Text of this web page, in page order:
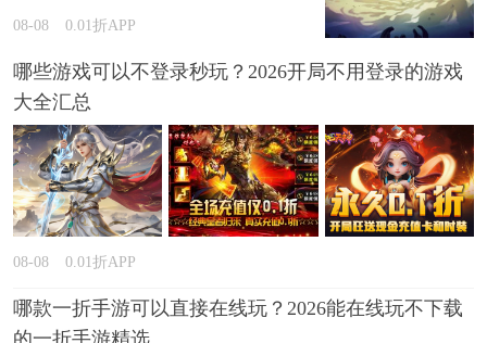
08-08 0.01折APP
哪些游戏可以不登录秒玩？2026开局不用登录的游戏
大全汇总
08-08 0.01折APP
哪款一折手游可以直接在线玩？2026能在线玩不下载